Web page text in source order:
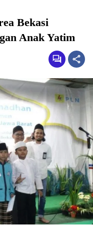
Bekasi
Anak Yatim